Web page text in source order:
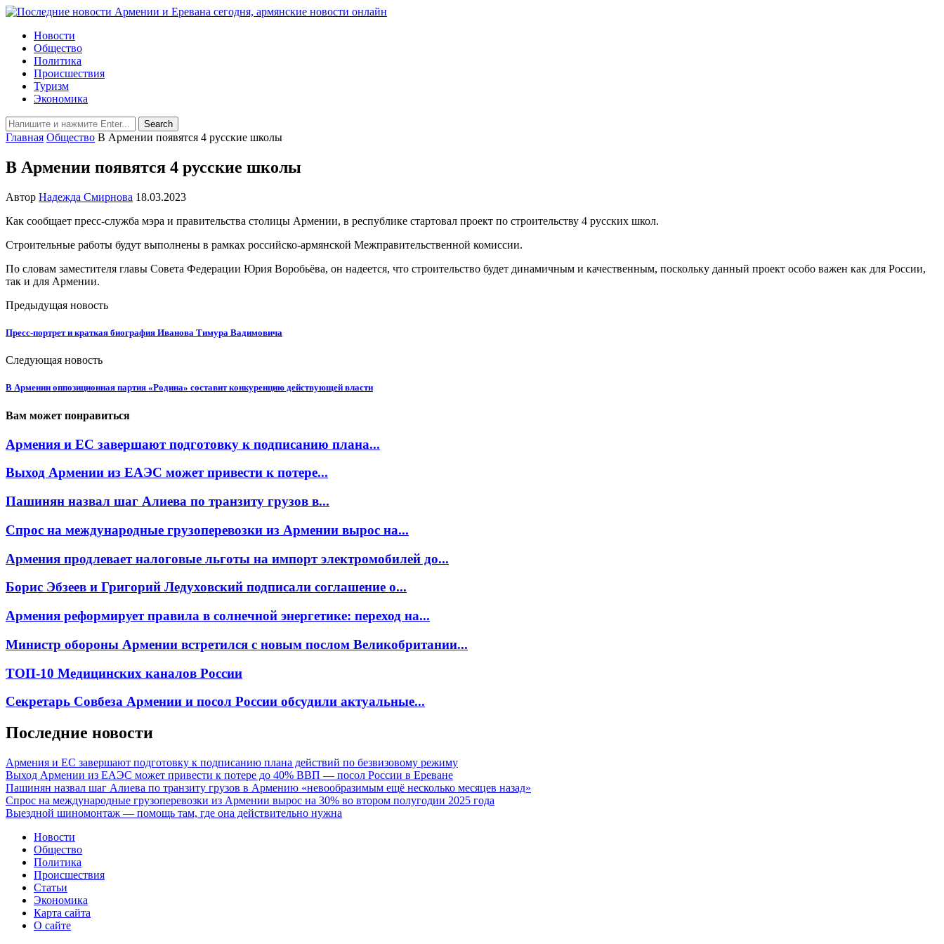
Новости
Общество
Политика
Происшествия
Туризм
Экономика
Главная Общество В Армении появятся 4 русские школы
В Армении появятся 4 русские школы
Автор Надежда Смирнова 18.03.2023
Как сообщает пресс-служба мэра и правительства столицы Армении, в республике стартовал проект по строительству 4 русских школ.
Строительные работы будут выполнены в рамках российско-армянской Межправительственной комиссии.
По словам заместителя главы Совета Федерации Юрия Воробьёва, он надеется, что строительство будет динамичным и качественным, поскольку данный проект особо важен как для России,
так и для Армении.
Предыдущая новость
Пресс-портрет и краткая биография Иванова Тимура Вадимовича
Следующая новость
В Армении оппозиционная партия «Родина» составит конкуренцию действующей власти
Вам может понравиться
Армения и ЕС завершают подготовку к подписанию плана...
Выход Армении из ЕАЭС может привести к потере...
Пашинян назвал шаг Алиева по транзиту грузов в...
Спрос на международные грузоперевозки из Армении вырос на...
Армения продлевает налоговые льготы на импорт электромобилей до...
Борис Эбзеев и Григорий Ледуховский подписали соглашение о...
Армения реформирует правила в солнечной энергетике: переход на...
Министр обороны Армении встретился с новым послом Великобритании...
ТОП-10 Медицинских каналов России
Секретарь Совбеза Армении и посол России обсудили актуальные...
Последние новости
Армения и ЕС завершают подготовку к подписанию плана действий по безвизовому режиму
Выход Армении из ЕАЭС может привести к потере до 40% ВВП — посол России в Ереване
Пашинян назвал шаг Алиева по транзиту грузов в Армению «невообразимым ещё несколько месяцев назад»
Спрос на международные грузоперевозки из Армении вырос на 30% во втором полугодии 2025 года
Выездной шиномонтаж — помощь там, где она действительно нужна
Новости
Общество
Политика
Происшествия
Статьи
Экономика
Карта сайта
О сайте